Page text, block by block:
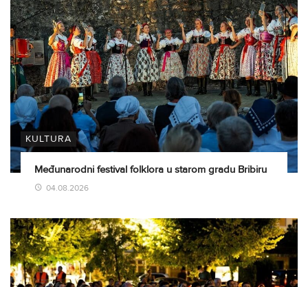
KULTURA
Međunarodni festival folklora u starom gradu Bribiru
04.08.2026